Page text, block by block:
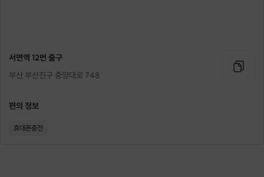
서면역 12번 출구
부산 부산진구 중앙대로 748
편의 정보
휴대폰충전